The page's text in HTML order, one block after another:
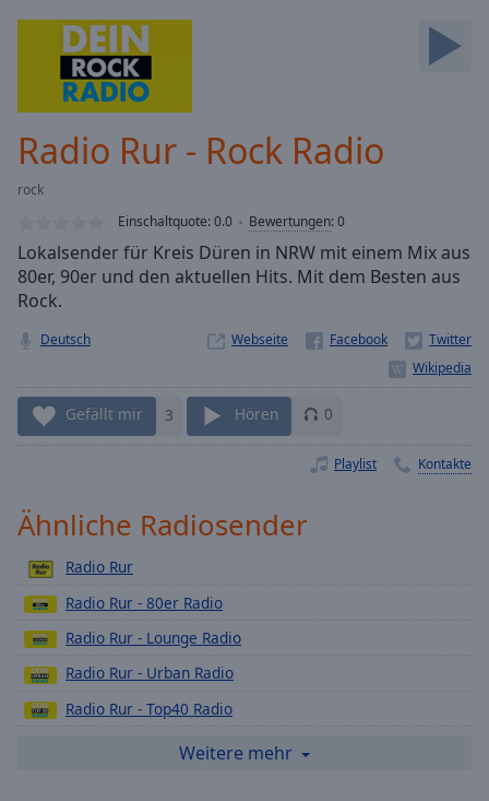
Current
Loaded
Stream
TypeLIVE
Seek to
currently
behind
Remaining
Time-
Playback
Rate
Chapters
Chapters
Descriptions
descriptions
off,
Radio Rur - Rock Radio
rock
Einschaltquote:0.0 Bewertungen:0
Lokalsender für Kreis Düren in NRW mit einem Mix aus
80er, 90er und den aktuellen Hits. Mit dem Besten aus
Rock.
Deutsch Webseite
Gefällt mir 3 Hören 0
Playlist Kontakte
Ähnliche Radiosender
Radio Rur
Radio Rur - 80er Radio
Radio Rur - Lounge Radio
Radio Rur - Urban Radio
Radio Rur - Top40 Radio
Radio Rur - DeutschPopWeitere mehr